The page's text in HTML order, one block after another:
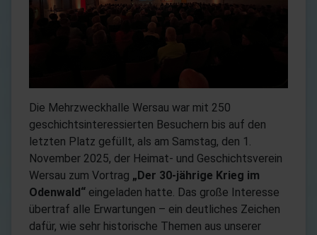
Die Mehrzweckhalle Wersau war mit 250
geschichtsinteressierten Besuchern bis auf den
letzten Platz gefüllt, als am Samstag, den 1.
November 2025, der Heimat- und Geschichtsverein
Wersau zum Vortrag „Der 30-jährige Krieg im
Odenwald“ eingeladen hatte. Das große Interesse
übertraf alle Erwartungen – ein deutliches Zeichen
dafür, wie sehr historische Themen aus unserer